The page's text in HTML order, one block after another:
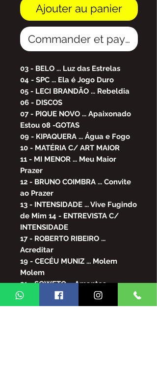
Ajouter au panier
Commander et payer
03 - BELO ... Luz das Estrelas
04 - SPC ... Ela é Jogo Duro
05 - LECI BRANDÃO ... Rebeldia
06 - DISCOS
07 - PIQUE NOVO ... Apaixonado
Estou 08 -GOTAS
09 - KIPAQUERA ... Água e Fogo
10 - MATÉRIA C/ ART MAIOR
11 - MI MENOR ... Meu Maior
Prazer
12 - BRUNO COIMBRA ... Convite
ao Prazer
13 - INTENSIDADE ... Vive Fugindo
de Mim 14 - ENTREVISTA C/
INTENSIDADE
17 - ROBERTO RIBEIRO ...
Acreditar
19 - CECÉU MUNIZ ... Molem
Molem
21 - SOWETO ... Amantes
23 - VALTINHO JOTA ... É Hora de
Partir